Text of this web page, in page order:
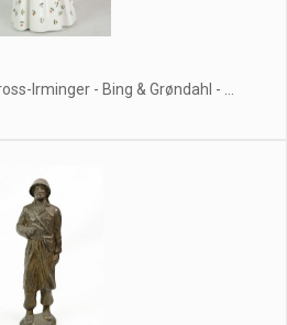
Irminger - Bing & Grøndahl - ...